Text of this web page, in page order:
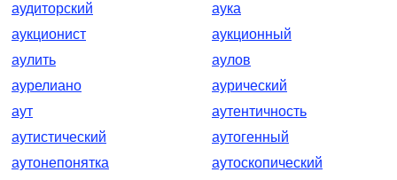
аудиторский
аука
аукционист
аукционный
аулить
аулов
аурелиано
аурический
аут
аутентичность
аутистический
аутогенный
аутонепонятка
аутоскопический